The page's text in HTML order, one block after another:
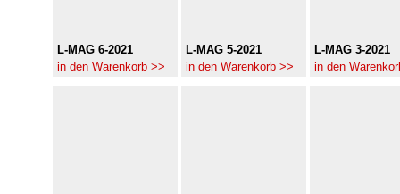
L-MAG 6-2021
in den Warenkorb >>
L-MAG 5-2021
in den Warenkorb >>
L-MAG 3-2021
in den